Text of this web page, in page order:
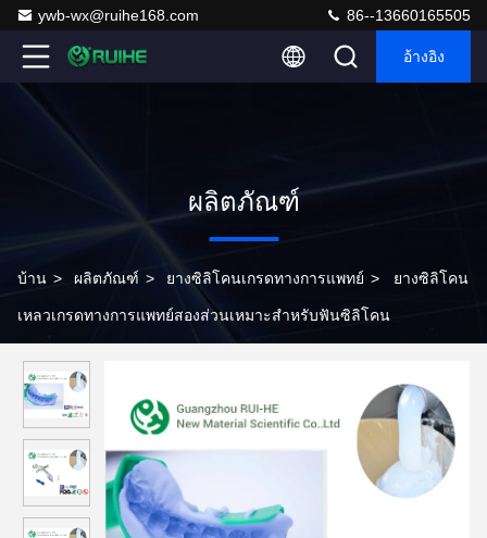
ywb-wx@ruihe168.com 86--13660165505
อ้างอิง
ผลิตภัณฑ์
บ้าน > ผลิตภัณฑ์ > ยางซิลิโคนเกรดทางการแพทย์ > ยางซิลิโคน
เหลวเกรดทางการแพทย์สองส่วนเหมาะสำหรับฟันซิลิโคน